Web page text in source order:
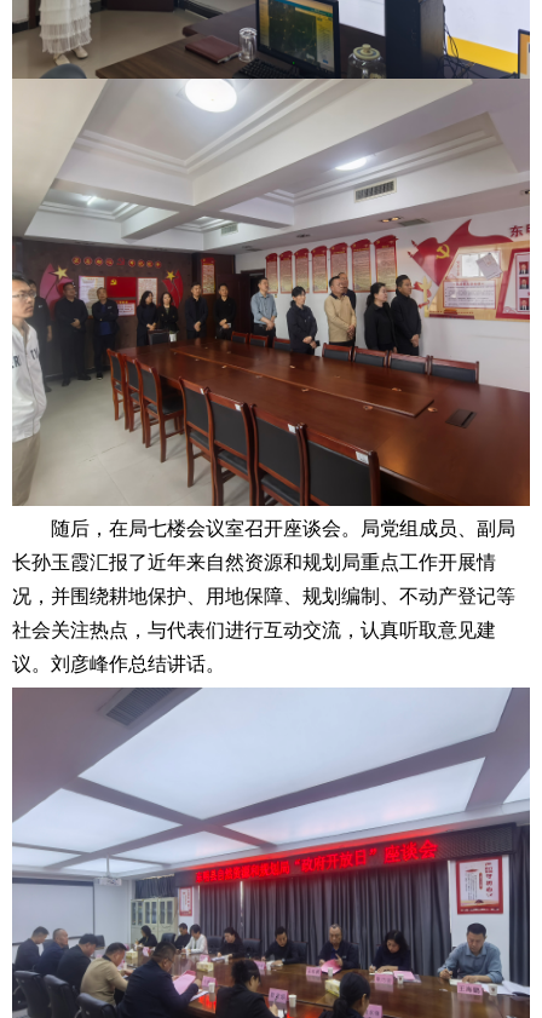
随后，在局七楼会议室召开座谈会。局党组 成员 副 局
长孙玉霞汇报了近年来自然资源和规划局重点工作开展情
况，并围绕耕地保护、用地保障、规划编制、不动产登记等
社会关注热点，与代表们进行互动交流，认真听取意见建
议。 刘彦峰作总结讲话。